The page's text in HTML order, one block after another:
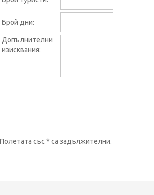
Брой дни:
Допълнителни
изисквания:
Полетата със * са задължителни.